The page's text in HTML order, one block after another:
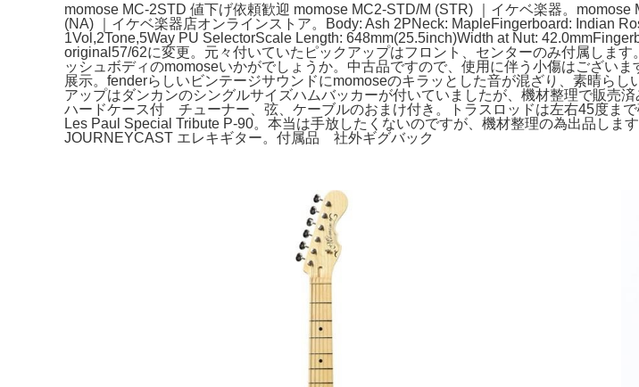
momose MC-2STD 値下げ依頼歓迎 momose MC2-STD/M (STR) ｜イケベ楽器。
(NA) ｜イケベ楽器店オンラインストア。Body: Ash 2PNeck: MapleFingerboard: Indian
1Vol,2Tone,5Way PU SelectorScale Length: 648mm(25.5inch)Width at Nut:
original57/62に変更。元々付いていたピックアップはフロント、センターのみ付属しま
ッシュボディのmomoseいかがでしょうか。中古品ですので、使用に伴う小傷はござい
展示。fenderらしいビンテージサウンドにmomoseのキラッとした音が混ざり、素晴ら
アップはダンカンのシングルサイズハムバッカーが付いていましたが、機材整理で販売
ハードケース付 チューナー、弦、ケーブルのおまけ付き。トラスロッドは左右45度ま
Les Paul Special Tribute P-90。本当は手放したくないのですが、機材整理の為出品しま
JOURNEYCAST エレキギター。付属品 社外ギグバック